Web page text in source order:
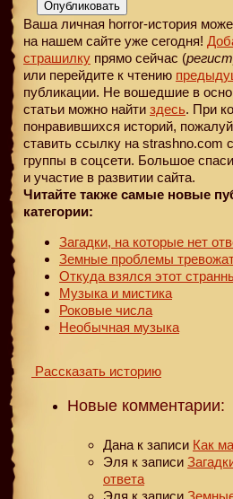
Опубликовать
Ваша личная horror-история
на нашем сайте уже сегодня!
страшилку прямо сейчас (
или перейдите к чтению
публикации. Не вошедшие в
статьи можно найти здесь. При
понравившихся историй,
ставить ссылку на strashno.com
группы в соцсети. Большое
и участие в развитии сайта.
Читайте также самые новые
категории:
Загадки, на которые нет
Земные проблемы
Откуда взялся этот
Музыка и мистика
Роковые числа
Необычная музыка
Рассказать историю
Новые комментарии:
Дана к записи Как
Эля к записи
ответа
Эля к записи